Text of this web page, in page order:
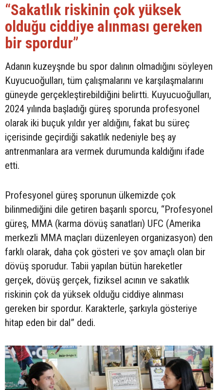
“Sakatlık riskinin çok yüksek
olduğu ciddiye alınması gereken
bir spordur”
Adanın kuzeyşnde bu spor dalının olmadığını söyleyen
Kuyucuoğulları, tüm çalışmalarını ve karşılaşmalarını
güneyde gerçekleştirebildiğini belirtti. Kuyucuoğulları,
2024 yılında başladığı güreş sporunda profesyonel
olarak iki buçuk yıldır yer aldığını, fakat bu süreç
içerisinde geçirdiği sakatlık nedeniyle beş ay
antrenmanlara ara vermek durumunda kaldığını ifade
etti.
Profesyonel güreş sporunun ülkemizde çok
bilinmediğini dile getiren başarılı sporcu, “Profesyonel
güreş, MMA (karma dövüş sanatları) UFC (Amerika
merkezli MMA maçları düzenleyen organizasyon) den
farklı olarak, daha çok gösteri ve şov amaçlı olan bir
dövüş sporudur. Tabii yapılan bütün hareketler
gerçek, dövüş gerçek, fiziksel acının ve sakatlık
riskinin çok da yüksek olduğu ciddiye alınması
gereken bir spordur. Karakterle, şarkıyla gösteriye
hitap eden bir dal” dedi.